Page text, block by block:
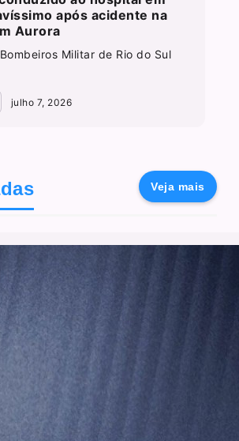
após acidente na
Aurora
Militar de Rio do Sul
julho 7, 2026
Veja mais